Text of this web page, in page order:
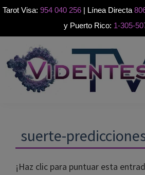
Tarot Visa: 954 040 256 | Línea Directa
y Puerto Rico: 1-305-
to
primary
navigation
to
main
content
to
footer
teléfono
suerte-
¡Haz clic para puntuar esta